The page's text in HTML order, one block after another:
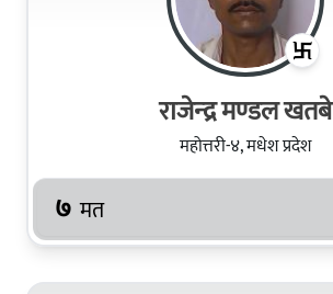
राजेन्‍द्र मण्‍डल खतबे
महोत्तरी-४, मधेश प्रदेश
७ मत